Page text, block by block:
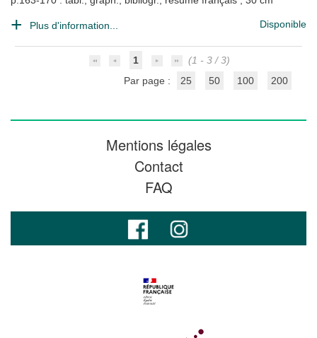
Plus d'information... Disponible
1
(1 - 3 / 3)
Par page :
25 50 100 200
Mentions légales
Contact
FAQ